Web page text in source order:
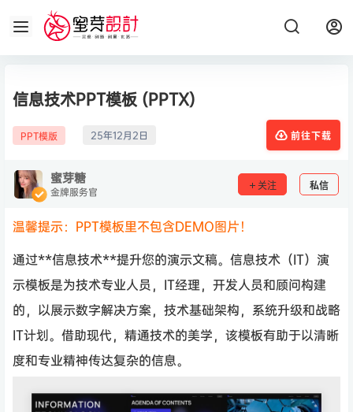
信息技术PPT模板 (PPTX)
PPT模版 25年12月2日 前往下载
蜜芽糖
金牌服务官 关注 私信
温馨提示：PPT模板里不包含DEMO图片！
通过**信息技术**提升您的演示文稿。信息技术（IT）演
示模板是为技术专业人员，IT经理，开发人员和顾问构建
的，以展示数字解决方案，技术基础架构，系统升级和战略
IT计划。借助现代，精通技术的美学，该模板有助于以清晰
度和专业精神传达复杂的信息。